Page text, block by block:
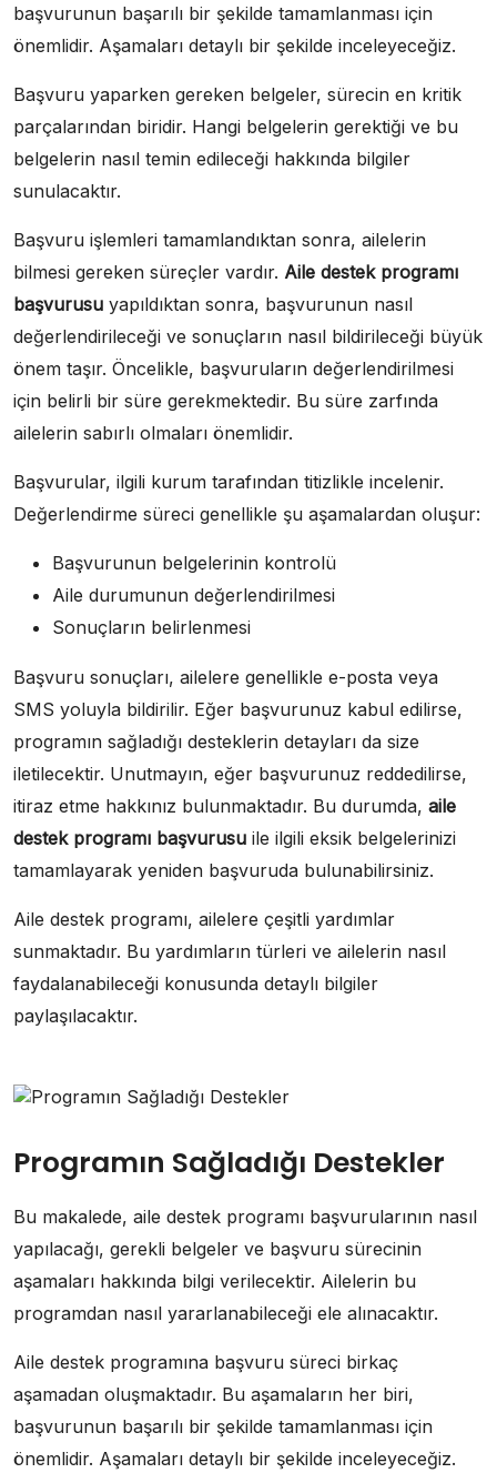
başvurunun başarılı bir şekilde tamamlanması için
önemlidir. Aşamaları detaylı bir şekilde inceleyeceğiz.
Başvuru yaparken gereken belgeler, sürecin en kritik
parçalarından biridir. Hangi belgelerin gerektiği ve bu
belgelerin nasıl temin edileceği hakkında bilgiler
sunulacaktır.
Başvuru işlemleri tamamlandıktan sonra, ailelerin
bilmesi gereken süreçler vardır. Aile destek programı
başvurusu yapıldıktan sonra, başvurunun nasıl
değerlendirileceği ve sonuçların nasıl bildirileceği büyük
önem taşır. Öncelikle, başvuruların değerlendirilmesi
için belirli bir süre gerekmektedir. Bu süre zarfında
ailelerin sabırlı olmaları önemlidir.
Başvurular, ilgili kurum tarafından titizlikle incelenir.
Değerlendirme süreci genellikle şu aşamalardan oluşur:
Başvurunun belgelerinin kontrolü
Aile durumunun değerlendirilmesi
Sonuçların belirlenmesi
Başvuru sonuçları, ailelere genellikle e-posta veya
SMS yoluyla bildirilir. Eğer başvurunuz kabul edilirse,
programın sağladığı desteklerin detayları da size
iletilecektir. Unutmayın, eğer başvurunuz reddedilirse,
itiraz etme hakkınız bulunmaktadır. Bu durumda, aile
destek programı başvurusu ile ilgili eksik belgelerinizi
tamamlayarak yeniden başvuruda bulunabilirsiniz.
Aile destek programı, ailelere çeşitli yardımlar
sunmaktadır. Bu yardımların türleri ve ailelerin nasıl
faydalanabileceği konusunda detaylı bilgiler
paylaşılacaktır.
Programın Sağladığı Destekler
Bu makalede, aile destek programı başvurularının nasıl
yapılacağı, gerekli belgeler ve başvuru sürecinin
aşamaları hakkında bilgi verilecektir. Ailelerin bu
programdan nasıl yararlanabileceği ele alınacaktır.
Aile destek programına başvuru süreci birkaç
aşamadan oluşmaktadır. Bu aşamaların her biri,
başvurunun başarılı bir şekilde tamamlanması için
önemlidir. Aşamaları detaylı bir şekilde inceleyeceğiz.